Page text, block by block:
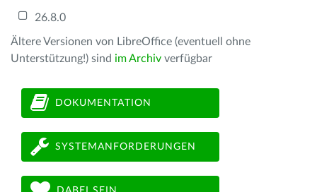
26.8.0
Ältere Versionen von LibreOffice (eventuell ohne
Unterstützung!) sind im Archiv verfügbar
DOKUMENTATION
SYSTEMANFORDERUNGEN